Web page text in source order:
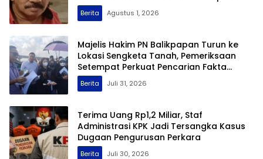
Berita Agustus 1, 2026
Majelis Hakim PN Balikpapan Turun ke
Lokasi Sengketa Tanah, Pemeriksaan
Setempat Perkuat Pencarian Fakta
Hukum
Berita Juli 31, 2026
Terima Uang Rp1,2 Miliar, Staf
Administrasi KPK Jadi Tersangka Kasus
Dugaan Pengurusan Perkara
Berita Juli 30, 2026